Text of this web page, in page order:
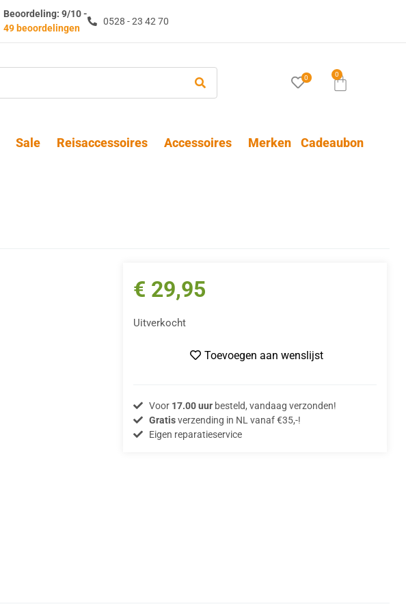
Beoordeling: 9/10 -
49 beoordelingen
0528 - 23 42 70
0 0
Sale Reisaccessoires Accessoires Merken Cadeaubon
€ 29,95
Uitverkocht
Toevoegen aan wenslijst
Voor 17.00 uurbesteld, vandaag verzonden!
Gratisverzending in NL vanaf €35,-!
Eigen reparatieservice